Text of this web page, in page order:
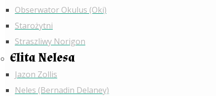
Obserwator Okulus (Oki)
Starożytni
Straszliwy Norigon
Elita Nelesa
Jazon Zollis
Neles (Bernadin Delaney)